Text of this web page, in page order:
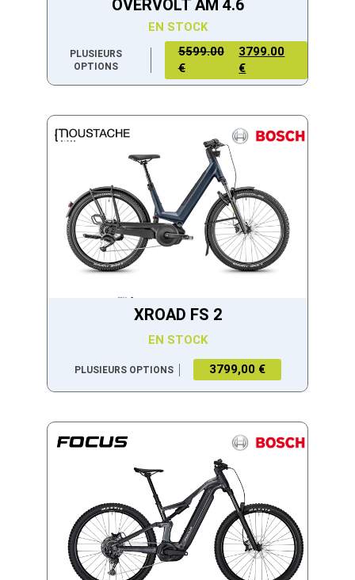
OVERVOLT AM 4.6
EN STOCK
PLUSIEURS
OPTIONS
5599.00
€
3799.00
€
XROAD FS 2
EN STOCK
PLUSIEURS OPTIONS 3799,00 €